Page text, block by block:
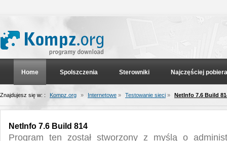
Home Spolszczenia Sterowniki Najczęściej
Znajdujesz się w: : Kompz.org » Internetowe » Testowanie sieci » NetInfo 7.6 Build
NetInfo 7.6 Build 814
Program ten został stworzony z myślą o